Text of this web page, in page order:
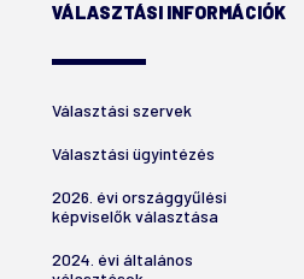
VÁLASZTÁSI INFORMÁCIÓK
Választási szervek
Választási ügyintézés
2026. évi országgyűlési
képviselők választása
2024. évi általános